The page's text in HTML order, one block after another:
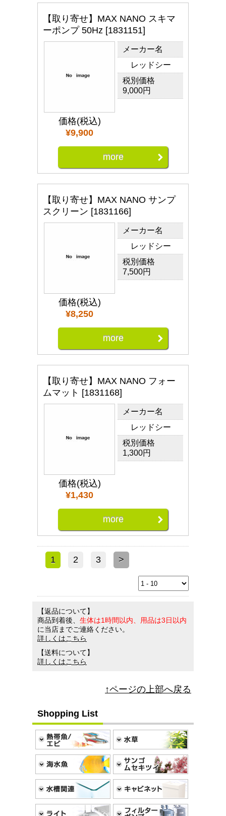
【取り寄せ】MAX NANO スキマ
ーポンプ 50Hz [1831151]
価格(税込)
¥9,900
メーカー名
レッドシー
税別価格
9,000円
more
【取り寄せ】MAX NANO サンプ
スクリーン [1831166]
価格(税込)
¥8,250
メーカー名
レッドシー
税別価格
7,500円
more
【取り寄せ】MAX NANO フォー
ムマット [1831168]
価格(税込)
¥1,430
メーカー名
レッドシー
税別価格
1,300円
more
1 2 3 >
【返品について】
商品到着後、 生体は1時間以内、用品は3日以内
に当店までご連絡ください。
詳しくはこちら
【送料について】
詳しくはこちら
↑ページの上部へ戻る
Shopping List